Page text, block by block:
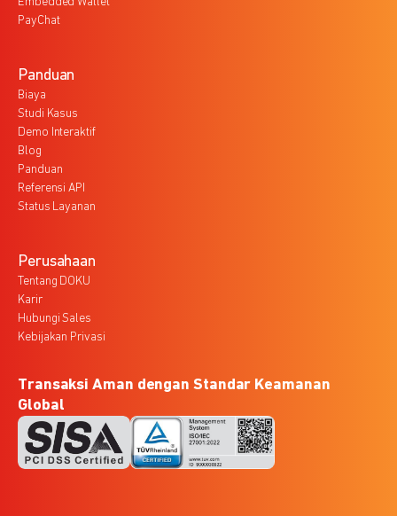
PayChat
Panduan
Biaya
Studi Kasus
Demo Interaktif
Blog
Panduan
Referensi API
Status Layanan
Perusahaan
Tentang DOKU
Karir
Hubungi Sales
Kebijakan Privasi
Transaksi Aman dengan Standar Keamanan
Global